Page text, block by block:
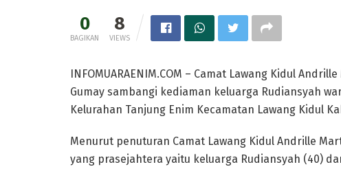
0
BAGIKAN
8
VIEWS
INFOMUARAENIM.COM – Camat Lawang Kidul
Gumay sambangi kediaman keluarga Rudiansyah
Kelurahan Tanjung Enim Kecamatan Lawang Kidul
Menurut penuturan Camat Lawang Kidul Andrille
yang prasejahtera yaitu keluarga Rudiansyah (40)